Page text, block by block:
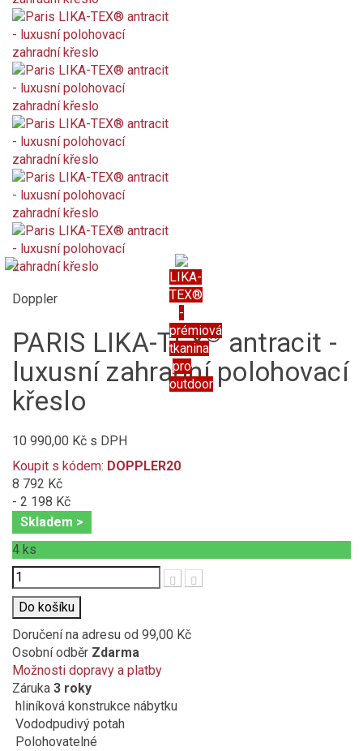
LIKA-
TEX®
-
prémiová
tkanina
pro
outdoor
Doppler
PARIS LIKA-TEX®antracit -
luxusní zahradní polohovací
křeslo
10 990,00 Kč s DPH
Koupit s kódem: DOPPLER20
8 792 Kč
- 2 198 Kč
Skladem >
4 ks
Počet
Do košíku
Doručení na adresu od 99,00 Kč
Osobní odběr Zdarma
Možnosti dopravy a platby
Záruka 3 roky
hliníková konstrukce nábytku
Vododpudivý potah
Polohovatelné